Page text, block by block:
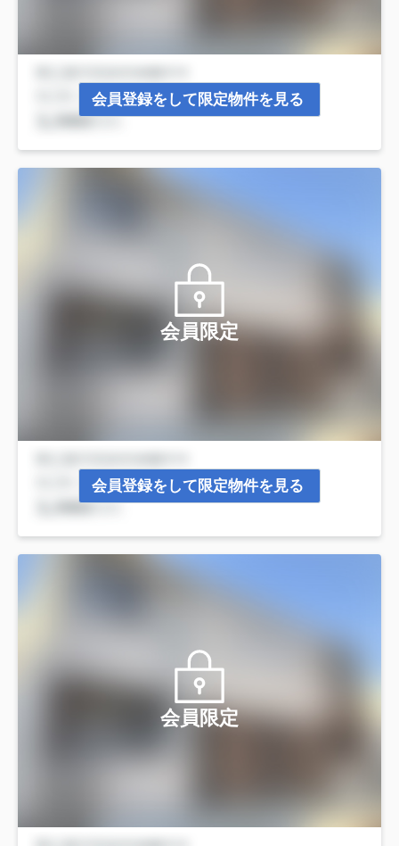
会員登録をして限定物件を見る
会員限定
会員登録をして限定物件を見る
会員限定